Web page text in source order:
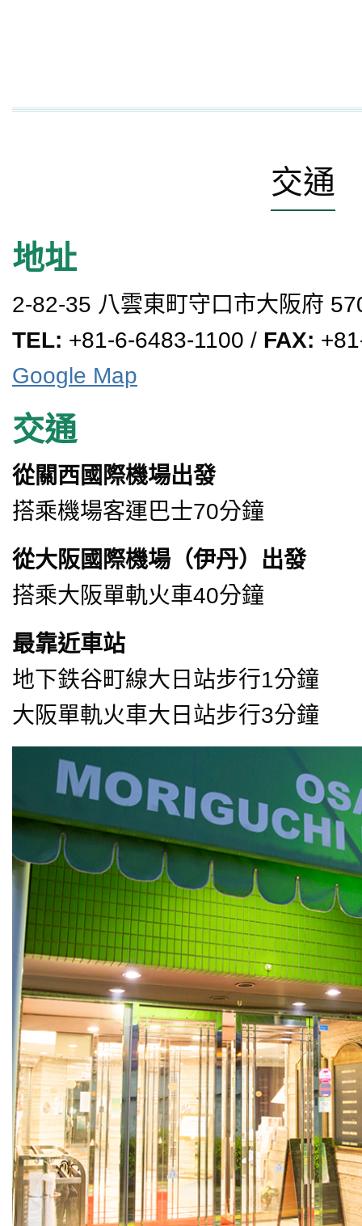
交通
地址
2-82-35 八雲東町守口市大阪府
TEL: +81-6-6483-1100 / FAX:
Google Map
交通
從關西國際機場出發
搭乘機場客運巴士70分鐘
從大阪國際機場（伊丹）出發
搭乘大阪單軌火車40分鐘
最靠近車站
地下鉄谷町線大日站步行1分鐘
大阪單軌火車大日站步行3分鐘